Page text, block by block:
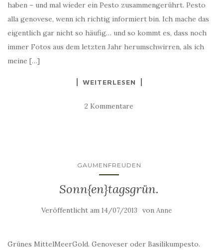
haben – und mal wieder ein Pesto zusammengerührt. Pesto
alla genovese, wenn ich richtig informiert bin. Ich mache das
eigentlich gar nicht so häufig… und so kommt es, dass noch
immer Fotos aus dem letzten Jahr herumschwirren, als ich
meine […]
WEITERLESEN
2 Kommentare
GAUMENFREUDEN
Sonn{en}tagsgrün.
Veröffentlicht am 14/07/2013 von Anne
Grünes MittelMeerGold. Genoveser oder Basilikumpesto.